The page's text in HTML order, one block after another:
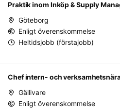
Praktik inom Inköp & Supply
Göteborg
Enligt överenskommelse
Heltidsjobb (förstajobb)
Chef intern- och
Gällivare
Enligt överenskommelse